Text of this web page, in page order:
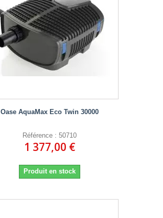
Oase AquaMax Eco Twin 30000
Référence : 50710
1 377,00 €
Produit en stock